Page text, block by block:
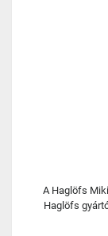
A Haglöfs
Haglöfs